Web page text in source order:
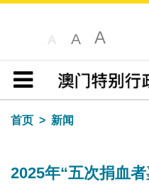
A A A
目录
首页
新闻
2025年“五次捐血